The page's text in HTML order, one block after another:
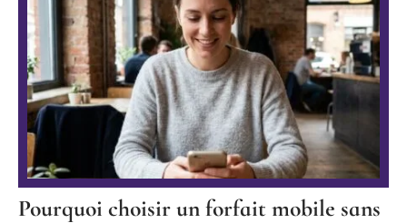
Pourquoi choisir un forfait mobile sans